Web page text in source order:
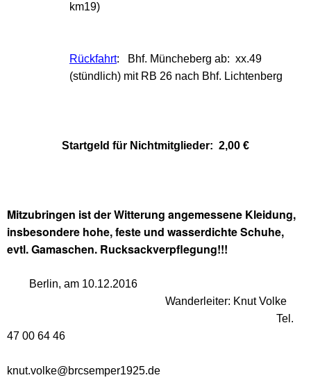
km19)
Rückfahrt: Bhf. Müncheberg ab: xx.49
(stündlich) mit RB 26 nach Bhf. Lichtenberg
Startgeld für Nichtmitglieder: 2,00 €
Mitzubringen ist der Witterung angemessene Kleidung,
insbesondere hohe, feste und wasserdichte Schuhe,
evtl. Gamaschen. Rucksackverpflegung!!!
Berlin, am 10.12.2016
Wanderleiter: Knut Volke
Tel.
47 00 64 46
knut.volke@brcsemper1925.de